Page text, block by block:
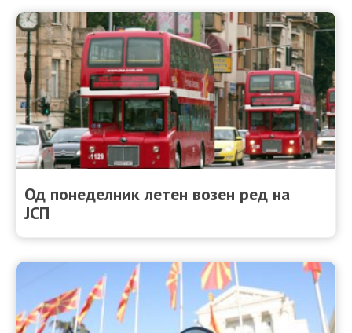
Од понеделник летен возен ред на
ЈСП